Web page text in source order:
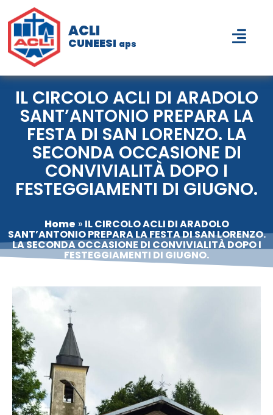
ACLI
CUNEESI aps
IL CIRCOLO ACLI DI ARADOLO
SANT’ANTONIO PREPARA LA
FESTA DI SAN LORENZO. LA
SECONDA OCCASIONE DI
CONVIVIALITÀ DOPO I
FESTEGGIAMENTI DI GIUGNO.
Home » IL CIRCOLO ACLI DI ARADOLO
SANT’ANTONIO PREPARA LA FESTA DI SAN LORENZO.
LA SECONDA OCCASIONE DI CONVIVIALITÀ DOPO I
FESTEGGIAMENTI DI GIUGNO.